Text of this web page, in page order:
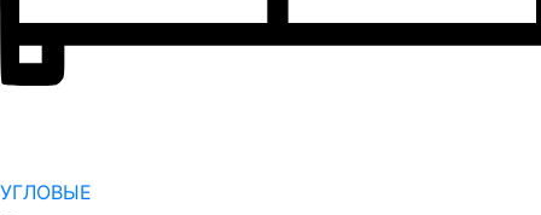
УГЛОВЫЕ